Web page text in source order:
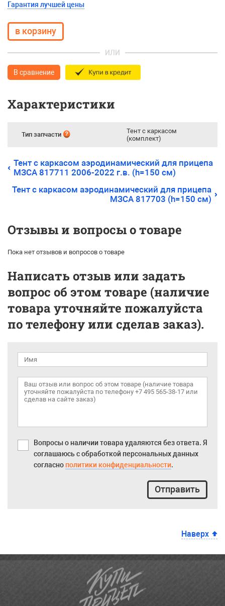
Гарантия лучшей цены
ИЛИ
В сравнение
Характеристики
Тип запчасти
Тент с каркасом
(комплект)
Тент с каркасом аэродинамический для прицепа
МЗСА 817711 2006-2022 г.в. (h=150 cм)
Тент с каркасом аэродинамический для прицепа
МЗСА 817703 (h=150 см)
Отзывы и вопросы о товаре
Пока нет отзывов и вопросов о товаре
Написать отзыв или задать
вопрос об этом товаре (наличие
товара уточняйте пожалуйста
по телефону или сделав заказ).
Вопросы о наличии товара удаляются без ответа. Я
соглашаюсь с обработкой персональных данных
согласно политики конфиденциальности.
Отправить
Наверх